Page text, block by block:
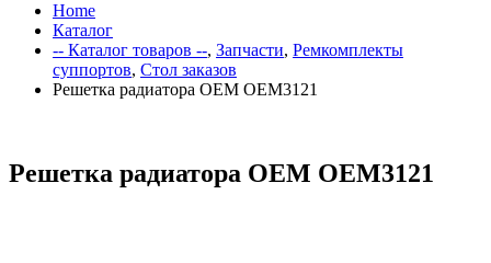
Home
Каталог
-- Каталог товаров --, Запчасти, Ремкомплекты
суппортов, Стол заказов
Решетка радиатора OEM OEM3121
Решетка радиатора OEM OEM3121